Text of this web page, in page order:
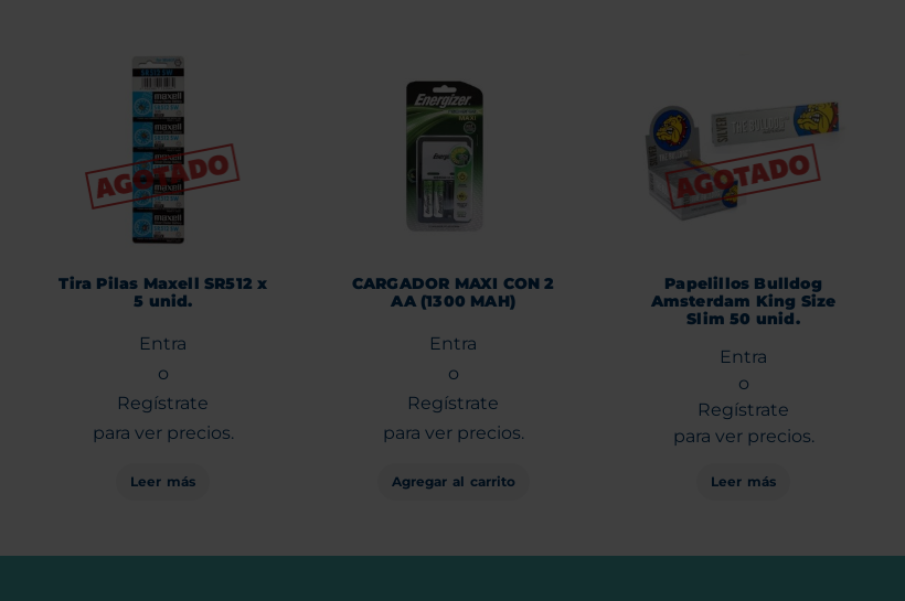
Tira Pilas Maxell SR512 x
5 unid.
Entra
o
Regístrate
para ver precios.
Leer más
CARGADOR MAXI CON 2
AA (1300 MAH)
Entra
o
Regístrate
para ver precios.
Agregar al carrito
Papelillos Bulldog
Amsterdam King Size
Slim 50 unid.
Entra
o
Regístrate
para ver precios.
Leer más